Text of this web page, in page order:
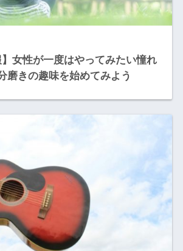
】女性が一度はやってみたい憧れ
磨きの趣味を始めてみよう